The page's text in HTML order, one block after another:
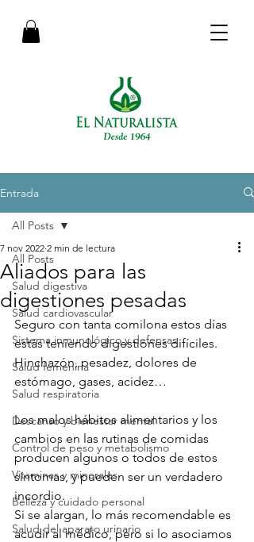
Entrada
All Posts
Salud digestiva
Salud cardiovascular
Sistema inmunológico y defensas
Salud femenina
Salud respiratoria
Descanso y bienestar mental
Control de peso y metabolismo
Vitaminas y minerales
Belleza y cuidado personal
Salud del aparato urinario
All Posts
Aliados para las
digestiones pesadas
7 nov 2022 2 min de lectura
Seguro con tanta comilona estos días
estás teniendo digestiones difíciles.
Hinchazón, pesadez, dolores de
estómago, gases, acidez…
Los malos hábitos alimentarios y los
cambios en las rutinas de comidas
producen algunos o todos de estos
síntomas, y pueden ser un verdadero
incordio.
Si se alargan, lo más recomendable es
acudir al médico, pero si lo asociamos